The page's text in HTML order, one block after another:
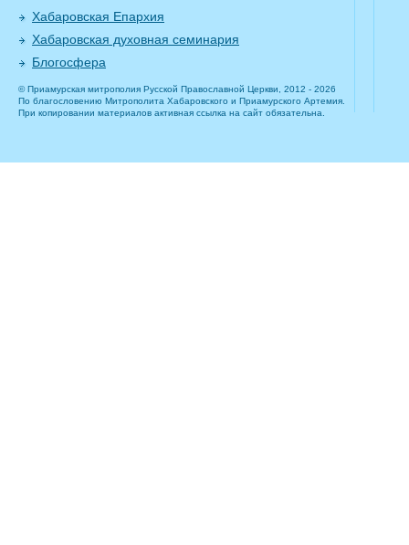
Хабаровская Епархия
Хабаровская духовная семинария
Блогосфера
© Приамурская митрополия Русской Православной Церкви, 2012 - 2026
По благословению Митрополита Хабаровского и Приамурского Артемия.
При копировании материалов активная ссылка на сайт обязательна.